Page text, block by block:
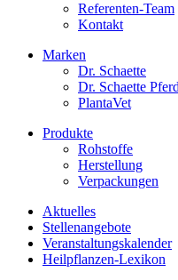
Referenten-Team
Kontakt
Marken
Dr. Schaette
Dr. Schaette Pferd
PlantaVet
Produkte
Rohstoffe
Herstellung
Verpackungen
Aktuelles
Stellenangebote
Veranstaltungskalender
Heilpflanzen-Lexikon